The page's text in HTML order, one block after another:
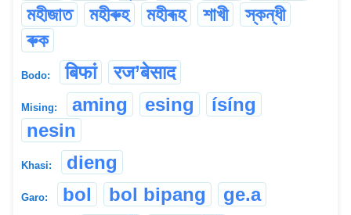
মহীজাত
মহীৰুহ মহীৰূহ শাখী
স্কন্ধী
ৰুক
Bodo: बिफां रज’बेसाद
Mising: aming esing
ísíng
nesin
Khasi: dieng
Garo: bol bol bipang ge.a